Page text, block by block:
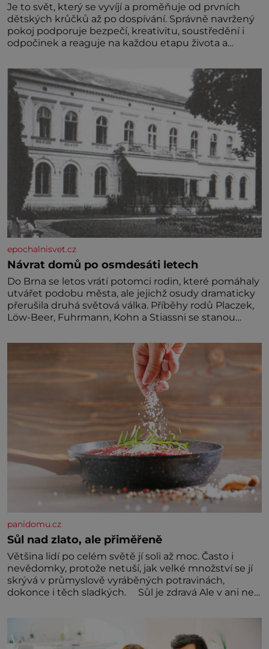
Je to svět, který se vyvíjí a proměňuje od prvních
dětských krůčků až po dospívání. Správně navržený
pokoj podporuje bezpečí, kreativitu, soustředění i
odpočinek a reaguje na každou etapu života a
jednoduchost, měkkost a bezpečí, proto by pokoj
miminka měl působit především klidně a útulně.
Předškolní věk je
epochalnisvet.cz
Návrat domů po osmdesáti letech
Do Brna se letos vrátí potomci rodin, které pomáhaly
utvářet podobu města, ale jejichž osudy dramaticky
přerušila druhá světová válka. Příběhy rodů Placzek,
Löw-Beer, Fuhrmann, Kohn a Stiassni se stanou
židovské kultury ŠTETL FEST 2026. Některé návraty
nejsou jednoduché. Místa, která si člověk pamatuje z
rodinných vyprávění, už dávno
panidomu.cz
Sůl nad zlato, ale přiměřeně
Většina lidí po celém světě jí soli až moc. Často i
nevědomky, protože netuší, jak velké množství se jí
skrývá v průmyslově vyráběných potravinách,
dokonce i těch sladkých. Sůl je zdravá Ale v ani ne
běžné. Její základní složky– sodík a chlór – jsou